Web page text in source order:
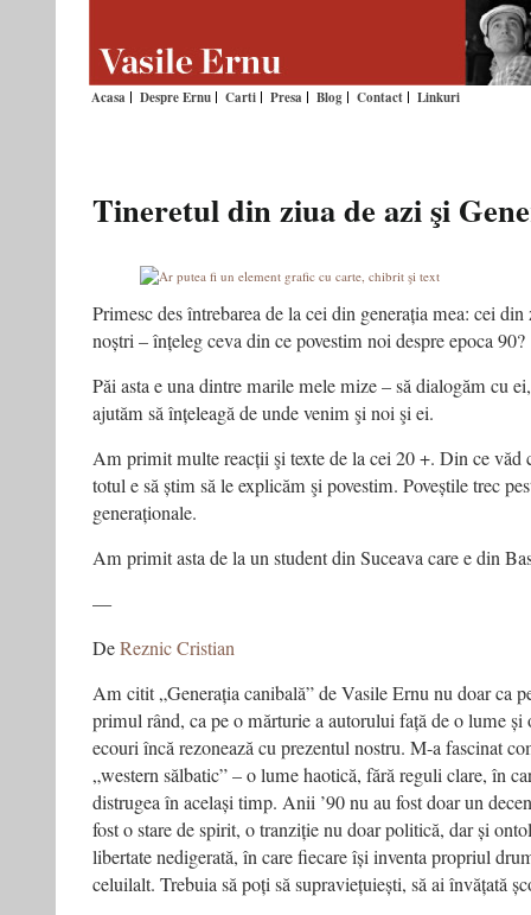
Acasa Despre Ernu Carti Presa Blog Contact Linkuri
Tineretul din ziua de azi şi
Primesc des întrebarea de la cei din generația mea: cei
noștri – înțeleg ceva din ce povestim noi despre epoca 90?
Păiasta e una dintre marile mele mize – să dialogăm cu
ajutăm să înțeleagă de unde venim şi noi şi ei.
Am primit multe reacții şi texte de la cei 20 +. Din ce văd
totul e să știm să le explicăm şi povestim. Poveștile trec
generaționale.
Am primit asta de la un student din Suceava care e din
—
DeReznic Cristian
Am citit „Generația canibală” de Vasile Ernu nu doar ca
primul rând, ca pe o mărturie a autorului față de o lume și
ecouri încă rezonează cu prezentul nostru. M-a fascinat
„western sălbatic” – o lume haotică, fără reguli clare, în
distrugea în același timp. Anii ’90 nu au fost doar un
fost o stare de spirit, o tranziție nu doar politică, dar și
libertate nedigerată, în care fiecare își inventa propriul
celuilalt. Trebuia să poți să supraviețuiești, să ai învățată